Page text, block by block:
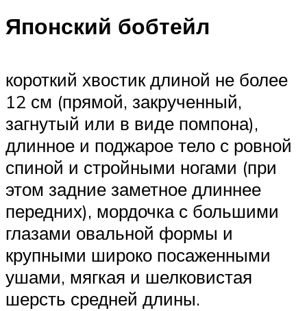
Японский бобтейл
короткий хвостик длиной не более
12 см (прямой, закрученный,
загнутый или в виде помпона),
длинное и поджарое тело с ровной
спиной и стройными ногами (при
этом задние заметное длиннее
передних), мордочка с большими
глазами овальной формы и
крупными широко посаженными
ушами, мягкая и шелковистая
шерсть средней длины.